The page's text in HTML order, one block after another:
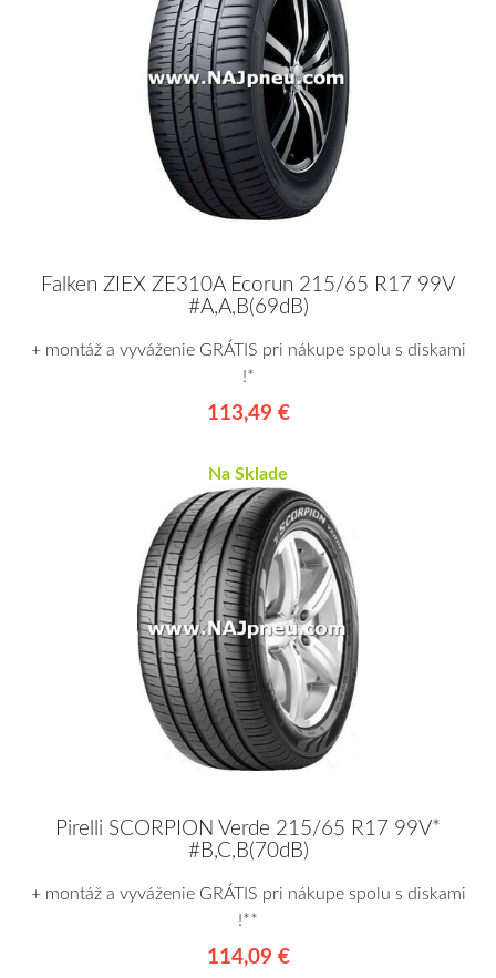
Falken ZIEX ZE310A Ecorun 215/65 R17 99V
#A,A,B(69dB)
+ montáž a vyváženie GRÁTIS pri nákupe spolu s diskami
!*
113,49 €
Na Sklade
Pirelli SCORPION Verde 215/65 R17 99V*
#B,C,B(70dB)
+ montáž a vyváženie GRÁTIS pri nákupe spolu s diskami
!**
114,09 €